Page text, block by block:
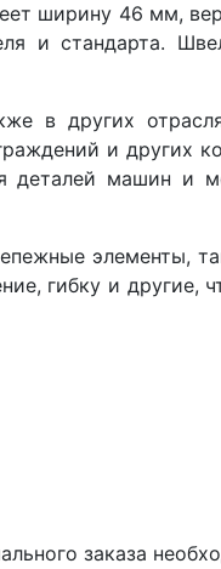
ширину 46 мм,
и стандарта.
в других
и других
деталей машин и
элементы,
гибку и
заказа